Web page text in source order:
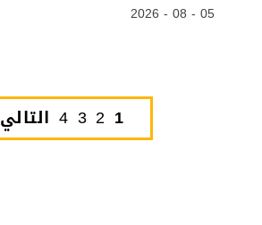
05 - 08 - 2026
1
2
3
4 التالي